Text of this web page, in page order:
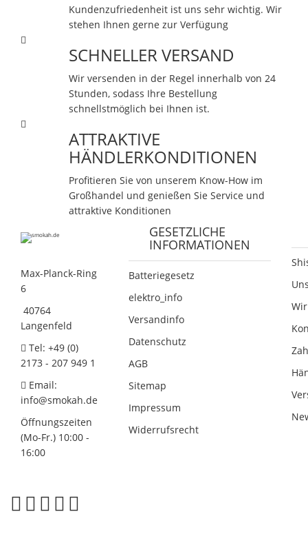
Kundenzufriedenheit ist uns sehr wichtig. Wir
stehen Ihnen gerne zur Verfügung
SCHNELLER VERSAND
Wir versenden in der Regel innerhalb von 24
Stunden, sodass Ihre Bestellung
schnellstmöglich bei Ihnen ist.
ATTRAKTIVE
HÄNDLERKONDITIONEN
Profitieren Sie von unserem Know-How im
Großhandel und genießen Sie Service und
attraktive Konditionen
Max-Planck-Ring
6
40764
Langenfeld
Tel: +49 (0)
2173 - 207 949 1
Email:
info@smokah.de
Öffnungszeiten
(Mo-Fr.) 10:00 -
16:00
GESETZLICHE
INFORMATIONEN
Batteriegesetz
elektro_info
Versandinfo
Datenschutz
AGB
Sitemap
Impressum
Widerrufsrecht